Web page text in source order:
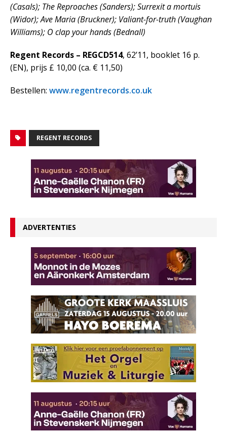
(Casals); The Reproaches (Sanders); Surrexit a mortuis
(Widor); Ave Maria (Bruckner); Valiant-for-truth (Vaughan
Williams); O clap your hands (Bednall)
Regent Records – REGCD514, 62’11, booklet 16 p.
(EN), prijs £ 10,00 (ca. € 11,50)
Bestellen: www.regentrecords.co.uk
REGENT RECORDS
ADVERTENTIES